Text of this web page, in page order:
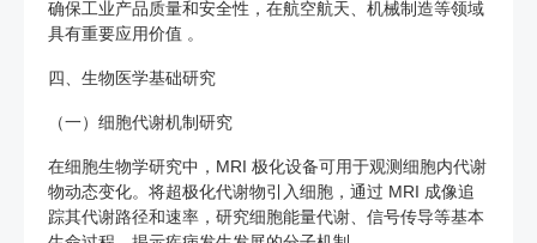
确保工业产品质量和安全性，在航空航天、机械制造等领域
具有重要应用价值 。
四、生物医学基础研究
（一）细胞代谢机制研究
在细胞生物学研究中，MRI 极化设备可用于观测细胞内代谢
物动态变化。将超极化代谢物引入细胞，通过 MRI 成像追
踪其代谢路径和速率，研究细胞能量代谢、信号传导等基本